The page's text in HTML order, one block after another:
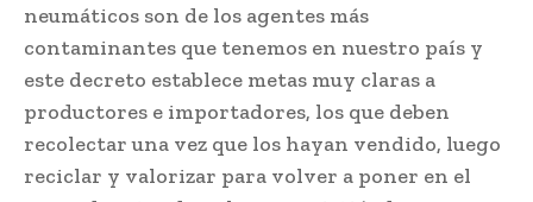
neumáticos son de los agentes más
contaminantes que tenemos en nuestro país y
este decreto establece metas muy claras a
productores e importadores, los que deben
recolectar una vez que los hayan vendido, luego
reciclar y valorizar para volver a poner en el